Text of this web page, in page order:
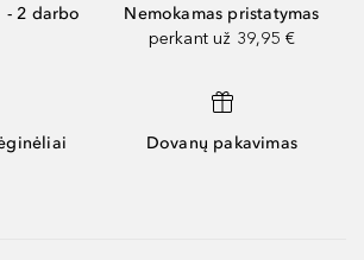
- 2 darbo
Nemokamas pristatymas
perkant už 39,95 €
Dovanų pakavimas